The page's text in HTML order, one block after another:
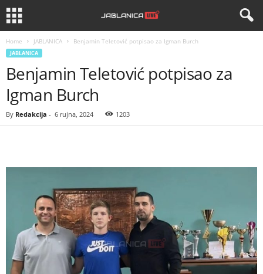
Home JABLANICA Benjamin Teletović potpisao za Igman Burch
JABLANICA
Benjamin Teletović potpisao za
Igman Burch
By Redakcija - 6 rujna, 2024 1203